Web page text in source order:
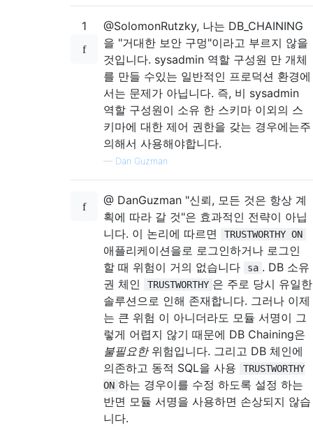
1
@SolomonRutzky, 나는 DB_CHAINING
을 "거대한 보안 구멍"이라고 부르지 않을
것입니다. sysadmin 역할 구성원 만 개체
를 ​​만들 수있는 일반적인 프로덕션 환경에
서는 문제가 아닙니다. 즉, 비 sysadmin
역할 구성원이 소유 한 스키마 이외의 스
키마에 대한 제어 권한을 갖는 경우에는주
의해서 사용해야합니다.
— Dan Guzman
@ DanGuzman "신뢰, 모든 것은 항상 계
획에 따라 갈 것"은 효과적인 전략이 아닙
니다. 이 논리에 따르면
TRUSTWORTHY ON
애플리케이션을로 로그인하거나 로그인
할 때 위험이 거의 없습니다
sa . DB 소유
권 체인
TRUSTWORTHY 은 주로 당시 유일한
솔루션으로 인해 존재합니다. 그러나 이제
는 큰 위험 이 아니더라도 모듈 서명이 그
렇게 어렵지 않기 때문에 DB Chaining은
불필요한위험입니다. 그리고 DB 체인에
의존하고 동적 SQL을 사용
TRUSTWORTHY
ON 하는 경우이를 수정 하도록 설정 하는
반면 모듈 서명을 사용하면 손상되지 않습
니다.